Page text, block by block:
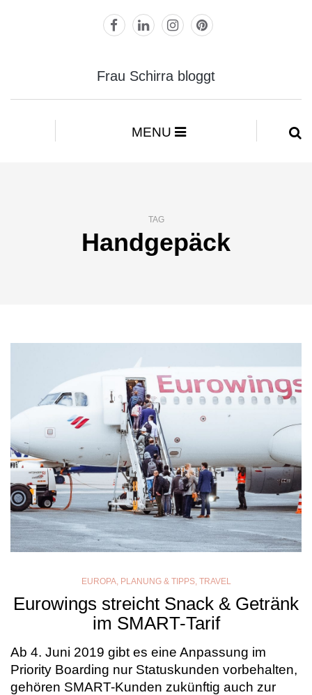
Frau Schirra bloggt
MENU
TAG
Handgepäck
EUROPA, PLANUNG & TIPPS, TRAVEL
Eurowings streicht Snack & Getränk
im SMART-Tarif
Ab 4. Juni 2019 gibt es eine Anpassung im
Priority Boarding nur Statuskunden vorbehalten,
gehören SMART-Kunden zukünftig auch zur